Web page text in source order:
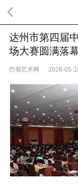
达州市第四届
场大赛圆满落
巴蜀艺术网 2026-05-